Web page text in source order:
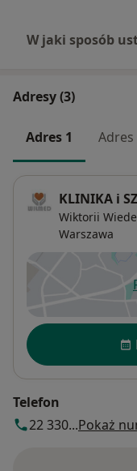
W jaki sposób
Adresy (3)
Adres 1 Adres
KLINIKA i
Wiktorii
Warszawa
Dostępność
Telefon
22 330...Pokaż